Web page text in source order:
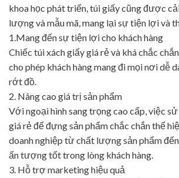
khoa học phát triển, túi giấy cũng được
lượng và mẫu mã, mang lại sự tiện lợi và
1.Mang đến sự tiện lợi cho khách hàng
Chiếc túi xách giấy giá rẻ và khá chắc
cho phép khách hàng mang đi mọi nơi dễ
rớt đồ.
2. Nâng cao giá trị sản phẩm
Với ngoại hình sang trọng cao cấp, việc
giá rẻ để đựng sản phẩm chắc chắn thể
doanh nghiệp từ chất lượng sản phẩm
ấn tượng tốt trong lòng khách hàng.
3. Hỗ trợ marketing hiệu quả